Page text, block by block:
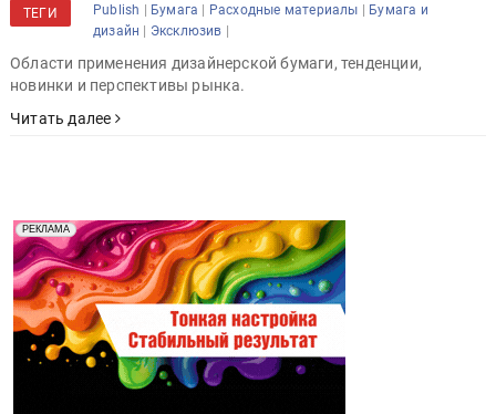
ТЕГИ Publish | Бумага | Расходные материалы | Бумага и
дизайн | Эксклюзив |
Области применения дизайнерской бумаги, тенденции,
новинки и перспективы рынка.
Читать далее
РЕКЛАМА
Реклама. Рекламодатель ООО "Передовые Системы
Печати" erid: 2SDnjd2d4Qz